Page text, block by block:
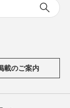
載のご案内